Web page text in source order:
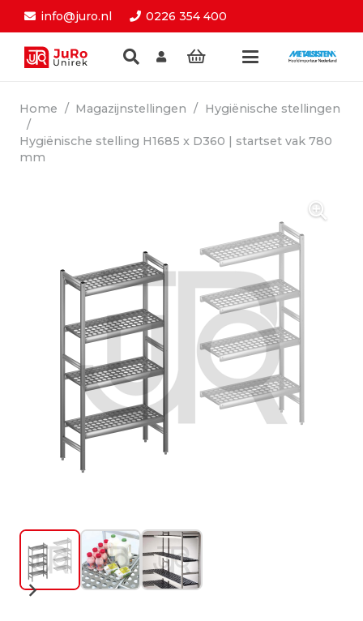
info@juro.nl 0226 354 400
Home / Magazijnstellingen / Hygiënische stellingen
/
Hygiënische stelling H1685 x D360 | startset vak 780
mm